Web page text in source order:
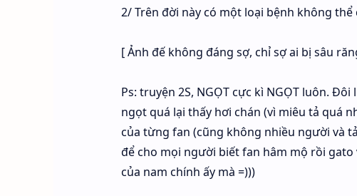
2/ Trên đời này có một loại bệnh không
[ Ảnh đế không đáng sợ, chỉ sợ ai bị sâu
Ps: truyện 2S, NGỌT cực kì NGỌT luôn.
ngọt quá lại thấy hơi chán (vì miêu tả quá
của từng fan (cũng không nhiều người và
để cho mọi người biết fan hâm mộ rồi
của nam chính ấy mà =)))